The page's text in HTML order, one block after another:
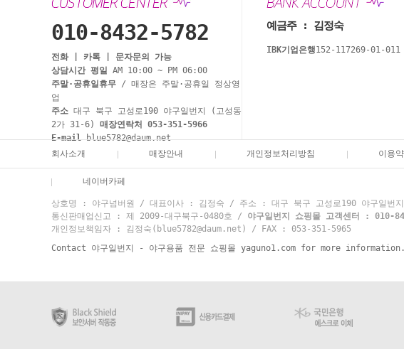
010-8432-5782
전화 | 카톡 | 문자문의 가능
상담시간 평일
AM 10:00 ~ PM 06:00
주말·공휴일휴무 / 매장은 주말·공휴일 정상영
업
주소 대구 북구 고성로190 야구일번지 (고성동
2가 31-6) 매장연락처 053-351-5966
E-mailblue5782@daum.net
예금주 : 김정숙
IBK기업은행152-117269-01-011
회사소개 매장안내 개인정보처리방침 이용
네이버카페
상호명 : 야구넘버원 / 대표이사 : 김정숙 / 주소 : 대구 북구 고성로190 야구일
통신판매업신고 : 제 2009-대구북구-0480호 / 야구일번지 쇼핑몰 고객센터 : 010-
개인정보책임자 : 김정숙(blue5782@daum.net) / FAX : 053-351-5965
Contact 야구일번지 - 야구용품 전문 쇼핑몰 yaguno1.com for more